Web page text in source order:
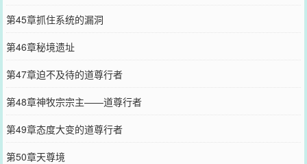
第45章抓住系统的漏洞
第46章秘境遗址
第47章迫不及待的道尊行者
第48章神牧宗宗主——道尊行者
第49章态度大变的道尊行者
第50章天尊境